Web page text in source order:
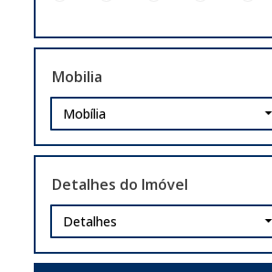
Mobilia
Mobília
Detalhes do Imóvel
Detalhes